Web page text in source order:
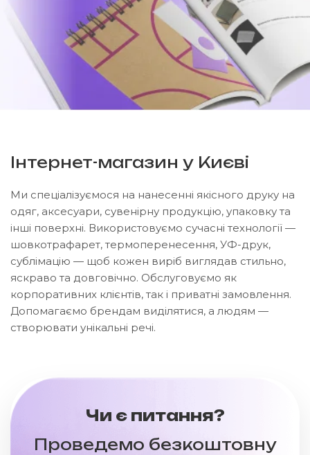
Інтернет-магазин у Києві
Ми спеціалізуємося на нанесенні якісного друку на
одяг, аксесуари, сувенірну продукцію, упаковку та
інші поверхні. Використовуємо сучасні технології —
шовкотрафарет, термоперенесення, УФ-друк,
сублімацію — щоб кожен виріб виглядав стильно,
яскраво та довговічно. Обслуговуємо як
корпоративних клієнтів, так і приватні замовлення.
Допомагаємо брендам виділятися, а людям —
створювати унікальні речі.
Чи є питання?
Проведемо безкоштовну